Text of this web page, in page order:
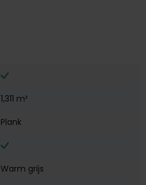
1,311 m²
Plank
Warm grijs